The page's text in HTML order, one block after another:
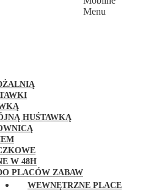
HUŚTAWKĄ
W 48H
PLACÓW ZABAW
Menu
WEWNĘTRZNE PLACE